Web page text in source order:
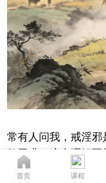
常有人问我，戒淫
欲无求。这个理解不
以澄清，反而会引人
您的态度至关重要...
首页 课程